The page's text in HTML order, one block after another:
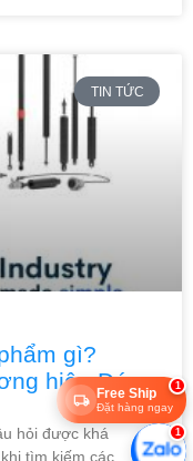
TIN TỨC
gì?
hiệu Đức
hỏi được khá
tìm kiếm các
1
Free Ship
Đặt hàng ngay
1